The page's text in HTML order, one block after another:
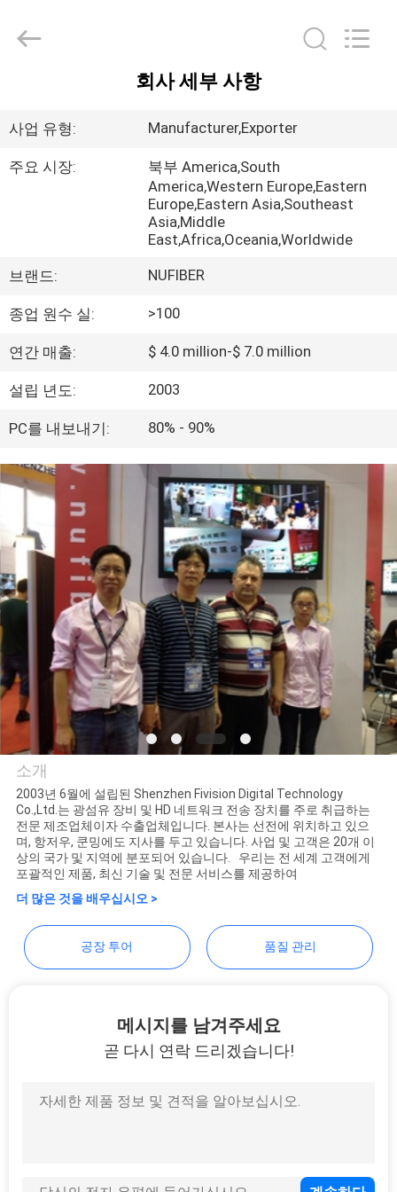
제
리
에
대
하
여
공
장
여
행
품
질
관
리
연
락
주
세
Technology
Co.,Ltd.
회사 세부 사항
사업 유형: Manufacturer,Exporter
주요 시장:
북부 America,South
America,Western Europe,Eastern
Europe,Eastern Asia,Southeast
Asia,Middle
East,Africa,Oceania,Worldwide
브랜드: NUFIBER
종업 원수 실: >100
연간 매출: $ 4.0 million-$ 7.0 million
설립 년도: 2003
PC를 내보내기: 80% - 90%
Shenzhen Fivision Digital
Technology Co.,Ltd
소개
2003년 6월에 설립된 Shenzhen Fivision Digital Technology
Co.,Ltd.는 광섬유 장비 및 HD 네트워크 전송 장치를 주로 취급하는
전문 제조업체이자 수출업체입니다. 본사는 선전에 위치하고 있으
며, 항저우, 쿤밍에도 지사를 두고 있습니다. 사업 및 고객은 20개 이
상의 국가 및 지역에 분포되어 있습니다. 우리는 전 세계 고객에게
포괄적인 제품, 최신 기술 및 전문 서비스를 제공하여
더 많은 것을 배우십시오 >
공장 투어 품질 관리
메시지를 남겨주세요
곧 다시 연락 드리겠습니다!